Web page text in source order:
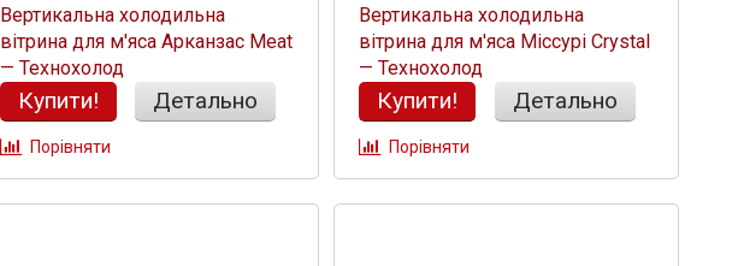
Вертикальна холодильна
вітрина для м'яса Арканзас Meat
— Технохолод
Купити! Детально
Порівняти
Вертикальна холодильна
вітрина для м'яса Міссурі Crystal
— Технохолод
Купити! Детально
Порівняти